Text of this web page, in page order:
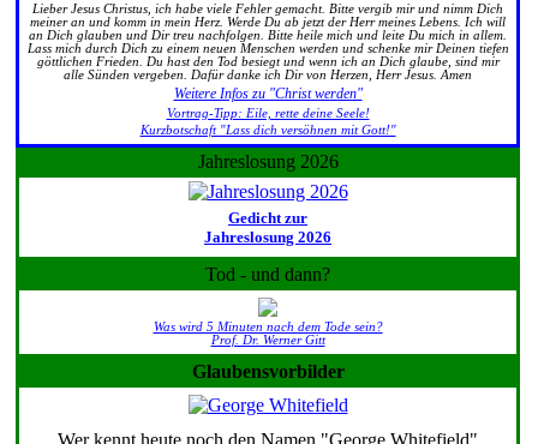
Lieber Jesus Christus, ich habe viele Fehler gemacht. Bitte vergib mir und nimm Dich
meiner an und komm in mein Herz. Werde Du ab jetzt der Herr meines Lebens. Ich will
an Dich glauben und Dir treu nachfolgen. Bitte heile mich und leite Du mich in allem.
Lass mich durch Dich zu einem neuen Menschen werden und schenke mir Deinen tiefen
göttlichen Frieden. Du hast den Tod besiegt und wenn ich an Dich glaube, sind mir
alle Sünden vergeben. Dafür danke ich Dir von Herzen, Herr Jesus. Amen
Weitere Infos zu "Christ werden"
Vortrag-Tipp: Eile, rette deine Seele!
Kurzbotschaft "Lass dich versöhnen mit Gott!"
Jahreslosung 2026
Gedicht zur
Jahreslosung 2026
Tod - und dann?
Was wird 5 Minuten nach dem Tode sein?
Prof. Dr. Werner Gitt
Glaubensvorbilder
Wer kennt heute noch den Namen "George Whitefield"